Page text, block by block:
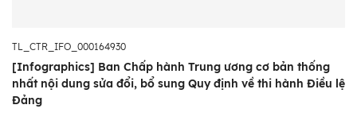
TL_CTR_IFO_000164930
[Infographics] Ban Chấp hành Trung ương cơ bản thống
nhất nội dung sửa đổi, bổ sung Quy định về thi hành Điều lệ
Đảng